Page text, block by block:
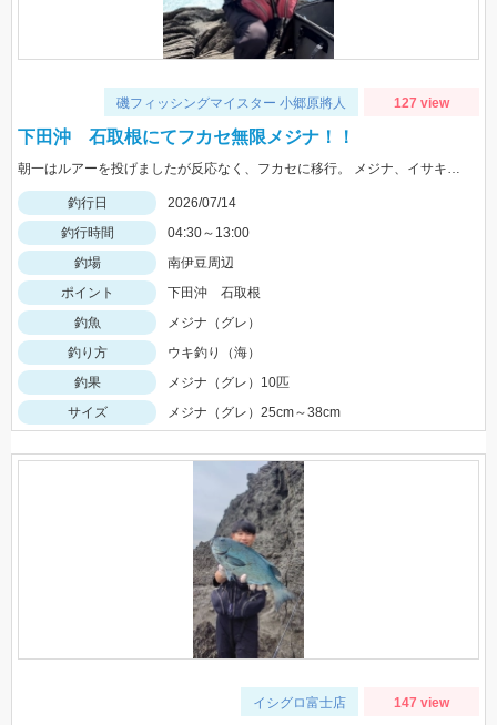
磯フィッシングマイスター 小郷原將人 127 view
下田沖 石取根にてフカセ無限メジナ！！
朝一はルアーを投げましたが反応なく、フカセに移行。 メジナ、イサキが水面で湧いておりウキ下30㎝程で無限に釣れ続けました。
釣行日
2026/07/14
釣行時間
04:30～13:00
釣場
南伊豆周辺
ポイント
下田沖 石取根
釣魚
メジナ（グレ）
釣り方
ウキ釣り（海）
釣果
メジナ（グレ）10匹
サイズ
メジナ（グレ）25cm～38cm
イシグロ富士店 147 view